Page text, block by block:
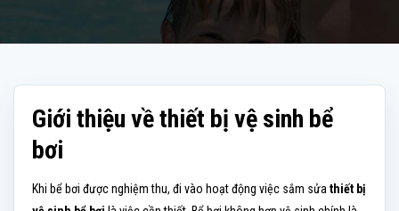
Giới thiệu về thiết bị vệ sinh bể
bơi
Khi bể bơi được nghiệm thu, đi vào hoạt động việc sắm sửa thiết bị